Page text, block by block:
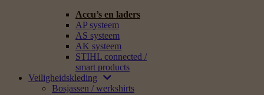
Accu’s en laders
AP systeem
AS systeem
AK systeem
STIHL connected /
smart products
Veiligheidskleding
Bosjassen / werkshirts